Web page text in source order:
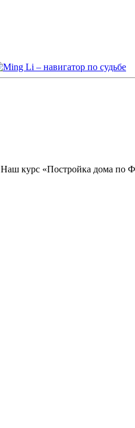
Наш курс «Постройка дома по